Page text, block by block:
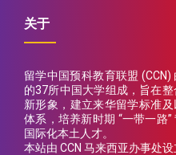
关于
留学中国预科教育联盟
的37所中国大学组成，旨在整
新形象，建立来华留学标准
体系，培养新时期 “一带一路
国际化本土人才。
本站由 CCN 马来西亚办事处设